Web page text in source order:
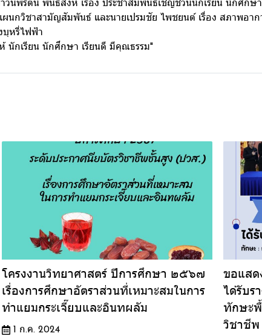
วนพรัตน์ พันธ์สิงห์ เรื่อง ประชาสัมพันธ์เชิญชวนนักเรียน นักศึกษา
ผนกวิชาสามัญสัมพันธ์ และนายเปรมชัย ไพชยนต์ เรื่อง สภาพอา
บุหรี่ไฟฟ้า
นักเรียน นักศึกษา เรียนดี มีคุณธรรม"
โครงงานวิทยาศาสตร์ ปีการศึกษา ๒๕๖๗
เรื่องการศึกษาอัตราส่วนที่เหมาะสมในการ
ทำแยมกระเจี๊ยบและอินทผลัม
1 ก.ค. 2024
ขอแสด
ได้รับร
ทักษะพื้
วิชาชีพ